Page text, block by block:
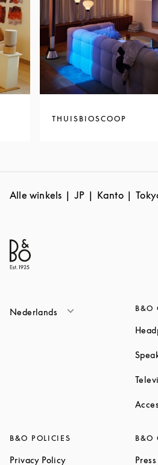
THUISBIOSCOOP
Alle winkels JP Kanto
Nederlands B&O
B&O POLICIES
Privacy PolicyLink Opens in New Tab
B&O
Press